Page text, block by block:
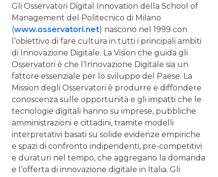
Gli Osservatori Digital Innovation della School of
Management del Politecnico di Milano
(www.osservatori.net) nascono nel 1999 con
l’obiettivo di fare cultura in tutti i principali ambiti
di Innovazione Digitale. La Vision che guida gli
Osservatori è che l’Innovazione Digitale sia un
fattore essenziale per lo sviluppo del Paese. La
Mission degli Osservatori è produrre e diffondere
conoscenza sulle opportunità e gli impatti che le
tecnologie digitali hanno su imprese, pubbliche
amministrazioni e cittadini, tramite modelli
interpretativi basati su solide evidenze empiriche
e spazi di confronto indipendenti, pre-competitivi
e duraturi nel tempo, che aggregano la domanda
e l’offerta di innovazione digitale in Italia. Gli